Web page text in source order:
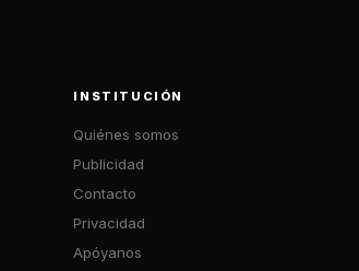
INSTITUCIÓN
Quiénes somos
Publicidad
Contacto
Privacidad
Apóyanos